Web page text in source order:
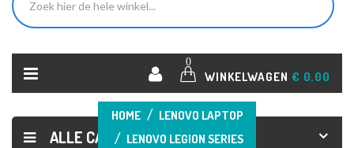
0
WINKELWAGEN € 0,00
ALLE CATEGORIEËN
HOME
LENOVO LAPTOP
LENOVO LEGION SERIES